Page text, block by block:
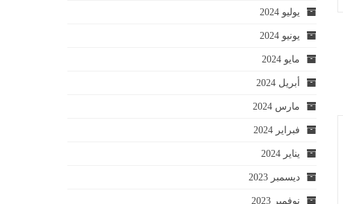
يوليو 2024
يونيو 2024
مايو 2024
أبريل 2024
مارس 2024
فبراير 2024
يناير 2024
ديسمبر 2023
نوفمبر 2023